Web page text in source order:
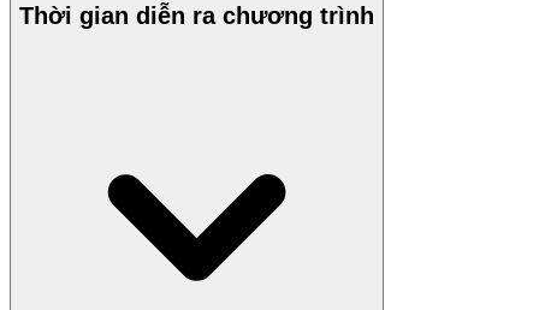
Thời gian diễn ra chương trình